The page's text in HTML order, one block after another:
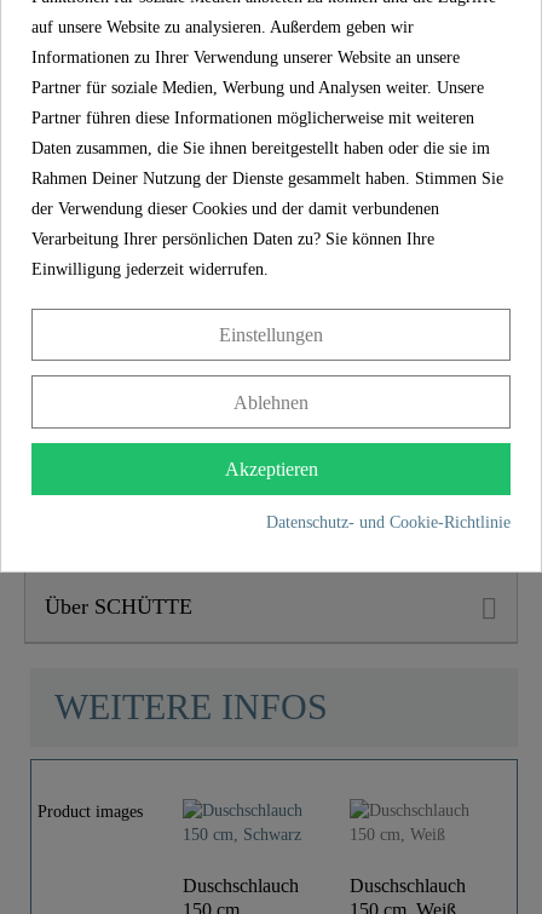
Länge 150,0 Cm
5 Jahre Garantie
Mit der SCHÜTTE-Herstellergarantie von 5 Jahren
(gemäß den Garantiebedingungen) wird langfristige
Sicherheit und Zufriedenheit gewährleistet. Dieses
verbindliche Versprechen unterstreicht das Engagement für
Vertrauen und Qualität bei jedem Einkauf.
Produkteigenschaften
Über SCHÜTTE
WEITERE INFOS
Product images
Duschschlauch
150 cm,
Duschschlauch
150 cm, Weiß
auf unsere Website zu analysieren. Außerdem geben wir
Informationen zu Ihrer Verwendung unserer Website an unsere
Partner für soziale Medien, Werbung und Analysen weiter. Unsere
Partner führen diese Informationen möglicherweise mit weiteren
Daten zusammen, die Sie ihnen bereitgestellt haben oder die sie im
Rahmen Deiner Nutzung der Dienste gesammelt haben. Stimmen Sie
der Verwendung dieser Cookies und der damit verbundenen
Verarbeitung Ihrer persönlichen Daten zu? Sie können Ihre
Einwilligung jederzeit widerrufen.
Einstellungen
Ablehnen
Akzeptieren
Datenschutz- und Cookie-Richtlinie